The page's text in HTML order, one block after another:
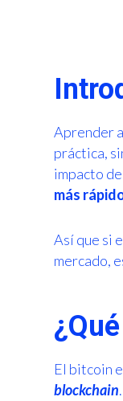
Aprender
práctica,
impacto
más
Así que si
mercado,
El bitcoin
blockchain